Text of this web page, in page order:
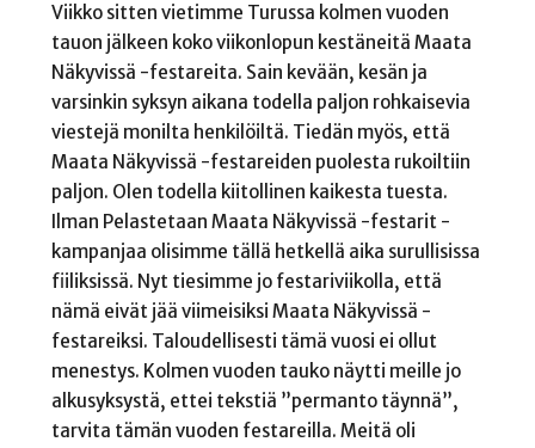
Viikko sitten vietimme Turussa kolmen vuoden
tauon jälkeen koko viikonlopun kestäneitä Maata
Näkyvissä -festareita. Sain kevään, kesän ja
varsinkin syksyn aikana todella paljon rohkaisevia
viestejä monilta henkilöiltä. Tiedän myös, että
Maata Näkyvissä -festareiden puolesta rukoiltiin
paljon. Olen todella kiitollinen kaikesta tuesta.
Ilman Pelastetaan Maata Näkyvissä -festarit -
kampanjaa olisimme tällä hetkellä aika surullisissa
fiiliksissä. Nyt tiesimme jo festariviikolla, että
nämä eivät jää viimeisiksi Maata Näkyvissä -
festareiksi. Taloudellisesti tämä vuosi ei ollut
menestys. Kolmen vuoden tauko näytti meille jo
alkusyksystä, ettei tekstiä ”permanto täynnä”,
tarvita tämän vuoden festareilla. Meitä oli